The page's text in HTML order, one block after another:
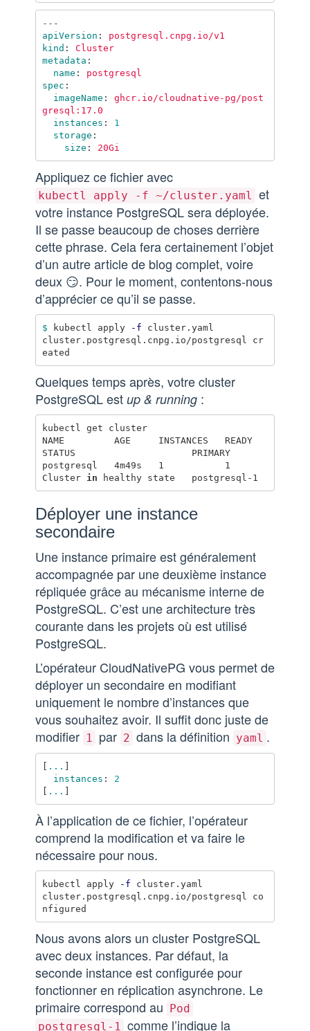
---
apiVersion :
postgresql.cnpg.io/v1
kind :
Cluster
metadata :
name :
postgresql
spec :
imageName :
ghcr.io/cloudnative-pg/post
gresql:17.0
instances :
1
storage :
size : 20Gi
Appliquez ce fichier avec
kubectl apply -f ~/cluster.yaml et
votre instance PostgreSQL sera déployée.
Il se passe beaucoup de choses derrière
cette phrase. Cela fera certainement l’objet
d’un autre article de blog complet, voire
deux 😏. Pour le moment, contentons-nous
d’apprécier ce qu’il se passe.
$ kubectl apply -f cluster.yaml
cluster.postgresql.cnpg.io/postgresql cr
Quelques temps après, votre cluster
PostgreSQL est up & running:
kubectl get cluster
NAME         AGE     INSTANCES   READY
STATUS                     PRIMARY
postgresql   4m49s   1           1
Cluster in
Déployer une instance
secondaire
Une instance primaire est généralement
accompagnée par une deuxième instance
répliquée grâce au mécanisme interne de
PostgreSQL. C’est une architecture très
courante dans les projets où est utilisé
PostgreSQL.
L’opérateur CloudNativePG vous permet de
déployer un secondaire en modifiant
uniquement le nombre d’instances que
vous souhaitez avoir. Il suffit donc juste de
modifier 1 par 2 dans la définition yaml .
...
instances :
2
...
À l’application de ce fichier, l’opérateur
comprend la modification et va faire le
nécessaire pour nous.
kubectl apply -f cluster.yaml
cluster.postgresql.cnpg.io/postgresql co
Nous avons alors un cluster PostgreSQL
avec deux instances. Par défaut, la
seconde instance est configurée pour
fonctionner en réplication asynchrone. Le
primaire correspond au
Pod
postgresql-1 comme l’indique la